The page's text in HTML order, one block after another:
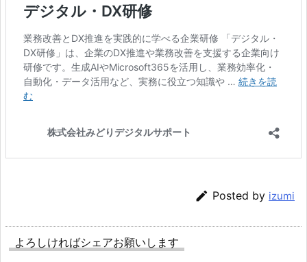
 Posted by izumi
よろしければシェアお願いします